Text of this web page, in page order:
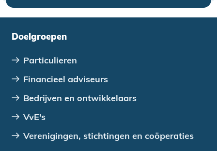
Doelgroepen
Particulieren
Financieel adviseurs
Bedrijven en ontwikkelaars
VvE's
Verenigingen, stichtingen en coöperaties